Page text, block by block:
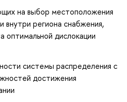
на выбор местоположения
внутри региона снабжения,
оптимальной дислокации
системы распределения с
достижения